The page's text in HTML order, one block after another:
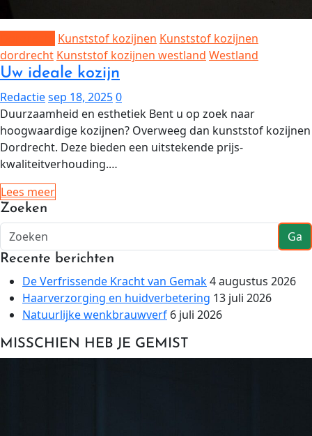
Kunststof kozijnen Kunststof kozijnen
dordrecht Kunststof kozijnen westland Westland
Uw ideale kozijn
Redactiesep 18, 20250
Duurzaamheid en esthetiek Bent u op zoek naar
hoogwaardige kozijnen? Overweeg dan kunststof kozijnen
Dordrecht. Deze bieden een uitstekende prijs-
kwaliteitverhouding.…
Lees meer
Zoeken
Ga
Recente berichten
De Verfrissende Kracht van Gemak4 augustus 2026
Haarverzorging en huidverbetering 13 juli 2026
Natuurlijke wenkbrauwverf 6 juli 2026
MISSCHIEN HEB JE GEMIST